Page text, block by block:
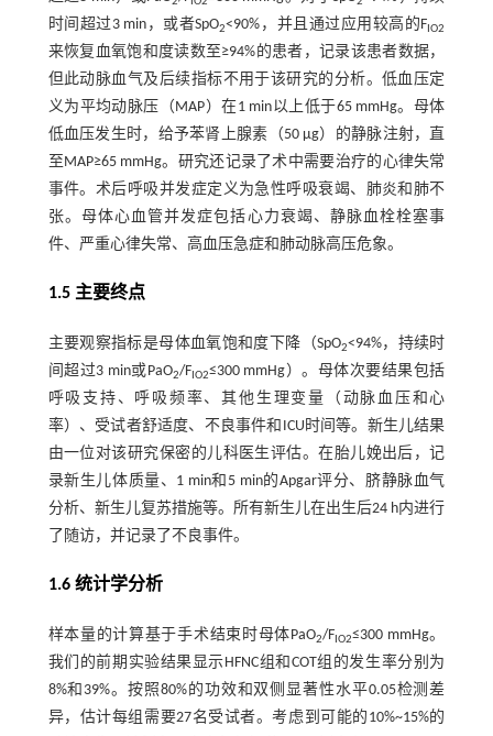
时间超过3 min，或者SpO2<90%，并且通过应用较高的F IO2
来恢复血氧饱和度读数至≥94%的患者，记录该患者数据，
但此动脉血气及后续指标不用于该研究的分析。低血压定
义为平均动脉压（MAP）在1 min以上低于65 mmHg。母体
低血压发生时，给予苯肾上腺素（50 µg）的静脉注射，直
至MAP≥65 mmHg。研究还记录了术中需要治疗的心律失常
事件。术后呼吸并发症定义为急性呼吸衰竭、肺炎和肺不
张。母体心血管并发症包括心力衰竭、静脉血栓栓塞事
件、严重心律失常、高血压急症和肺动脉高压危象。
1.5 主要终点
主要观察指标是母体血氧饱和度下降（SpO2<94%，持续时
间超过3 min或PaO2/F IO2≤300 mmHg）。母体次要结果包括
呼吸支持、呼吸频率、其他生理变量（动脉血压和心
率）、受试者舒适度、不良事件和ICU时间等。新生儿结果
由一位对该研究保密的儿科医生评估。在胎儿娩出后，记
录新生儿体质量、1 min和5 min的Apgar评分、脐静脉血气
分析、新生儿复苏措施等。所有新生儿在出生后24 h内进行
了随访，并记录了不良事件。
1.6 统计学分析
样本量的计算基于手术结束时母体PaO2/F IO2≤300 mmHg。
我们的前期实验结果显示HFNC组和COT组的发生率分别为
8%和39%。按照80%的功效和双侧显著性水平0.05检测差
异，估计每组需要27名受试者。考虑到可能的10%~15%的